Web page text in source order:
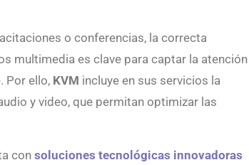
o conferencias, la correcta
multimedia es clave para captar la atención
Por ello, KVM incluye en sus servicios la
y video, que permitan optimizar las
consoluciones tecnológicas innovadoras